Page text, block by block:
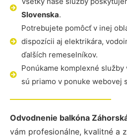
Slovenska.
Potrebujete pomôcť v inej
dispozícii aj elektrikára,
ďalších remeselníkov.
Ponúkame komplexné
sú priamo v ponuke webovej
Odvodnenie balkóna
vám profesionálne, kvalitné a